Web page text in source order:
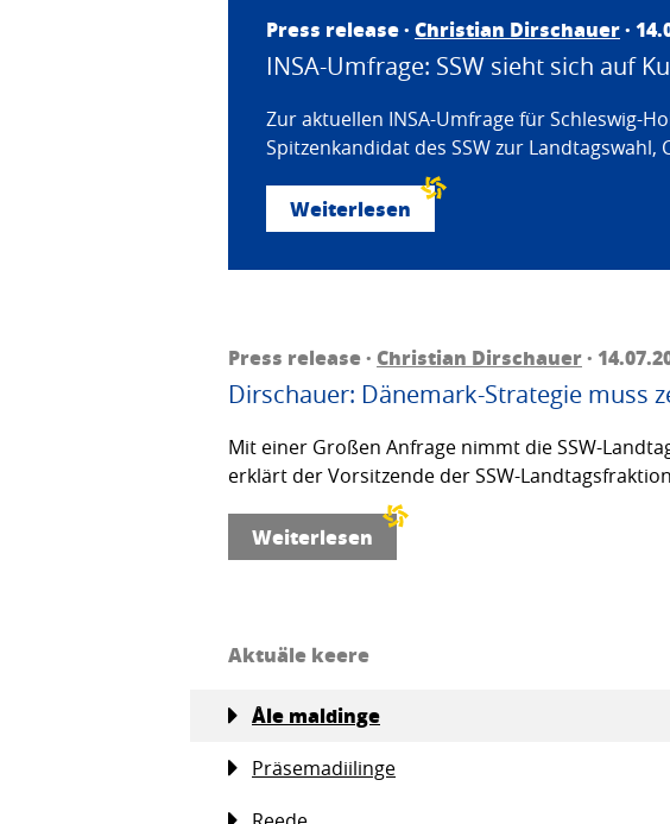
Press release · Christian Dirschauer·
INSA-Umfrage: SSW sieht sich auf
Zur aktuellen INSA-Umfrage für Schleswig-
Spitzenkandidat des SSW zur Landtagswahl,
Weiterlesen
Press release · Christian Dirschauer·
Dirschauer: Dänemark-Strategie muss
Mit einer Großen Anfrage nimmt die SSW-
erklärt der Vorsitzende der SSW-
Weiterlesen
Aktuäle keere
Åle maldinge
Präsemadiilinge